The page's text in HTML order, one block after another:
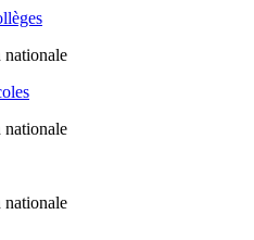
nationale
nationale
nationale